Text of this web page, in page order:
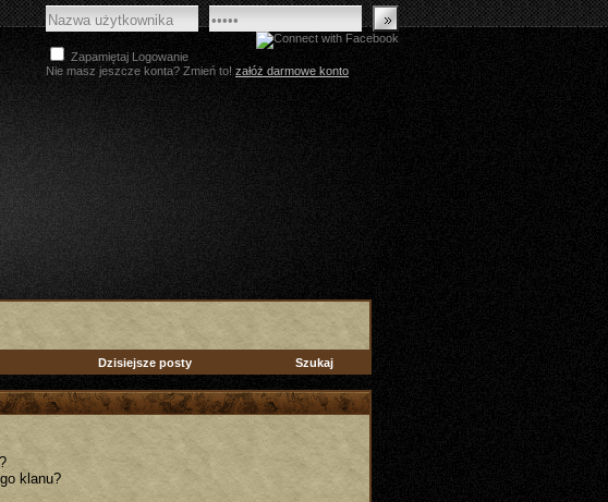
Zapamiętaj Logowanie
Nie masz jeszcze konta? Zmień to! załóż darmowe konto
Dzisiejsze posty Szukaj
?
klanu?